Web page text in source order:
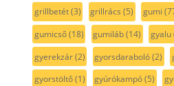
grillbetét(3) grillrács (5) gumi
gumicső(18) gumiláb(14) gyalu
gyerekzár(2) gyorsdaraboló(2)
gyorstöltő(1) gyúrókampó(5)